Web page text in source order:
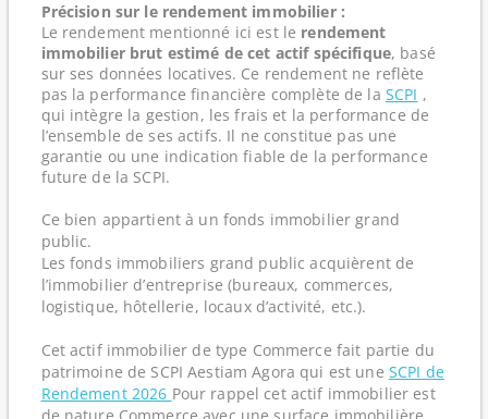
Précision sur le rendement immobilier :
Le rendement mentionné ici est le rendement
immobilier brut estimé de cet actif spécifique, basé
sur ses données locatives. Ce rendement ne reflète
pas la performance financière complète de la SCPI ,
qui intègre la gestion, les frais et la performance de
l’ensemble de ses actifs. Il ne constitue pas une
garantie ou une indication fiable de la performance
future de la SCPI.
Ce bien appartient à un fonds immobilier grand
public.
Les fonds immobiliers grand public acquièrent de
l’immobilier d’entreprise (bureaux, commerces,
logistique, hôtellerie, locaux d’activité, etc.).
Cet actif immobilier de type Commerce fait partie du
patrimoine de SCPI Aestiam Agora qui est une SCPI de
Rendement 2026 Pour rappel cet actif immobilier est